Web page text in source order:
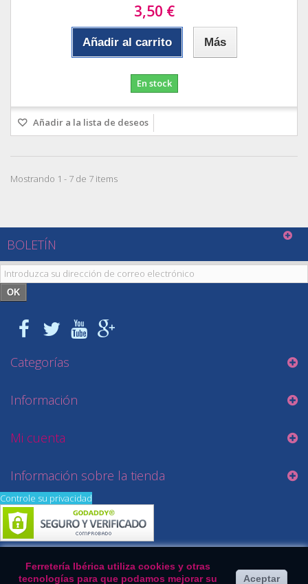
3,50 €
Añadir al carrito Más
En stock
Añadir a la lista de deseos
Mostrando 1 - 7 de 7 items
BOLETÍN
OK
Categorías
Información
Mi cuenta
Información sobre la tienda
Ferretería Ibérica utiliza cookies y otras
tecnologías para que podamos mejorar su
Aceptar
Controle su privacidad